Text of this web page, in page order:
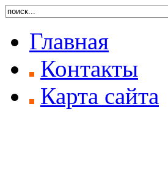
Главная
Контакты
Карта сайта